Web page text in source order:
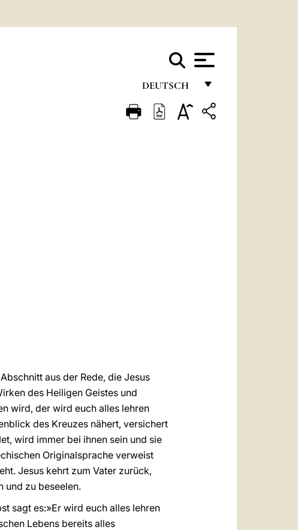
DEUTSCH
FRANÇAIS
aus der Rede, die Jesus
des Heiligen Geistes und
wird, der wird euch alles lehren
des Kreuzes nähert, versichert
wird immer bei ihnen sein und sie
Originalsprache verweist
Jesus kehrt zum Vater zurück,
und zu beseelen.
sagt es:»Er wird euch alles lehren
Lebens bereits alles